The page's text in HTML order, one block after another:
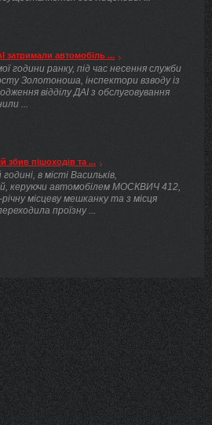
затримали автомобіль ...
години ранку, під час несення служби
Золотоноша, інспектори взводу із
відділу ДАІ з обслуговування
...
збив пішоходів та ...
в місті Васильків,
керуючи автомобілем МОСКВИЧ 412,
місцеву мешканку та з місця
проїзну ...